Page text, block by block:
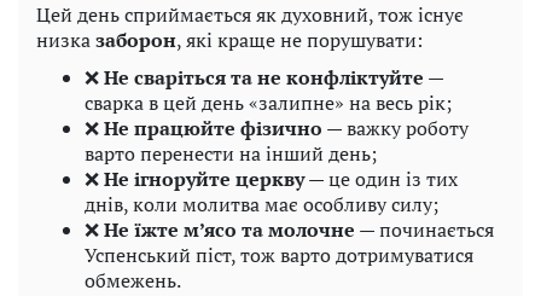
Цей день сприймається як духовний, тож існує
низказаборон, які краще не порушувати:
❌Не сваріться та не конфліктуйте —
сварка в цей день «залипне» на весь рік;
❌Не працюйте фізично — важку роботу
варто перенести на інший день;
❌Не ігноруйте церкву— це один із тих
днів, коли молитва має особливу силу;
❌Не їжте м’ясо та молочне — починається
Успенський піст, тож варто дотримуватися
обмежень.